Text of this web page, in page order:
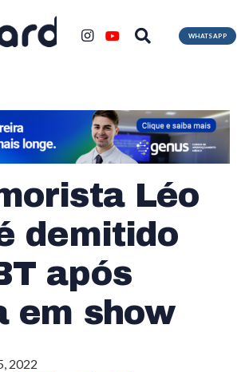
WHATSAPP
Léo
demitido
após
em show
2022